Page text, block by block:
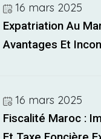
16 mars 2025
Expatriation Au
Avantages Et
16 mars 2025
Fiscalité Maroc :